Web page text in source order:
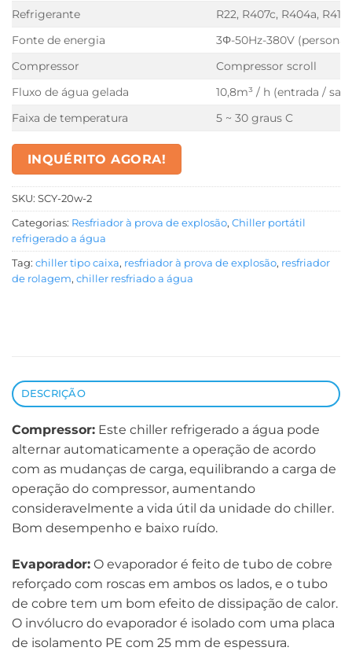
Refrigerante
R22, R407c, R404a,
Fonte de energia
3Φ-50Hz-380V
Compressor
Compressor scroll
Fluxo de água gelada
10,8m³ / h (entrada /
Faixa de temperatura
5 ~ 30 graus C
INQUÉRITO AGORA!
SKU: SCY-20w-2
Categorias: Resfriador à prova de explosão, Chiller portátil
refrigerado a água
Tag: chiller tipo caixa, resfriador à prova de explosão, resfriador
de rolagem, chiller resfriado a água
DESCRIÇÃO
Compressor: Este chiller refrigerado a água pode
alternar automaticamente a operação de acordo
com as mudanças de carga, equilibrando a carga de
operação do compressor, aumentando
consideravelmente a vida útil da unidade do chiller.
Bom desempenho e baixo ruído.
Evaporador: O evaporador é feito de tubo de cobre
reforçado com roscas em ambos os lados, e o tubo
de cobre tem um bom efeito de dissipação de calor.
O invólucro do evaporador é isolado com uma placa
de isolamento PE com 25 mm de espessura.